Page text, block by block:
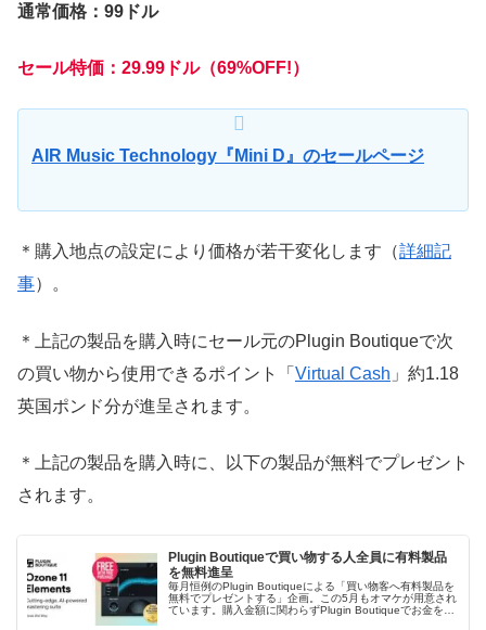
通常価格：99ドル
セール特価：29.99ドル（69%OFF!）
AIR Music Technology『Mini D』のセールページ
＊購入地点の設定により価格が若干変化します（詳細記
事）。
＊上記の製品を購入時にセール元のPlugin Boutiqueで次
の買い物から使用できるポイント「 Virtual Cash 」約1.18
英国ポンド分が進呈されます。
＊上記の製品を購入時に、以下の製品が無料でプレゼント
されます。
Plugin Boutiqueで買い物する人全員に有料製品
を無料進呈
毎月恒例のPlugin Boutiqueによる「買い物客へ有料製品を
無料でプレゼントする」企画。この5月もオマケが用意され
ています。購入金額に関わらずPlugin Boutiqueでお金を出